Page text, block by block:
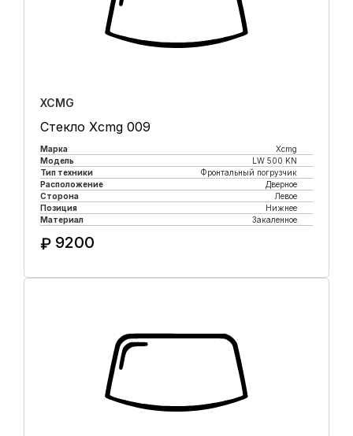
XCMG
Стекло Xcmg 009
Марка
Xcmg
Модель
LW 500 KN
Тип техники
Фронтальный погрузчик
Расположение
Дверное
Сторона
Левое
Позиция
Нижнее
Материал
Закаленное
₽ 9200